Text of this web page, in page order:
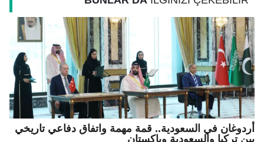
أردوغان في السعودية.. قمة مهمة واتفاق دفاعي تاريخي
بين تركيا والسعودية وباكستان